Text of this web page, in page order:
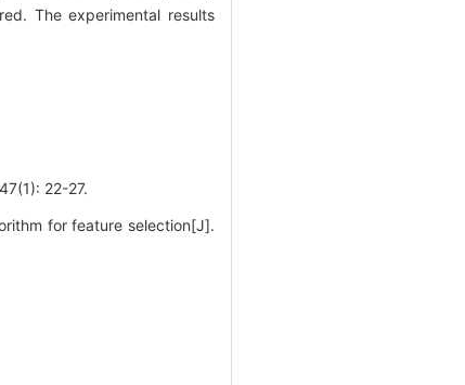
The experimental results
22-27.
for feature selection[J].